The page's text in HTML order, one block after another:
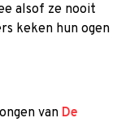
alsof ze nooit
keken hun ogen
van De